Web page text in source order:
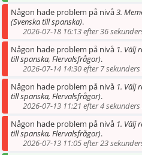
Någon hade problem på nivå3.
(Svenska till spanska).
2026-07-18 16:13 efter 36
Någon hade problem på nivå 1. Välj
till spanska, Flervalsfrågor).
2026-07-14 14:30 efter 7
Någon hade problem på nivå 1. Välj
till spanska, Flervalsfrågor).
2026-07-13 11:21 efter 4
Någon hade problem på nivå 1. Välj
till spanska, Flervalsfrågor).
2026-07-13 11:05 efter 23